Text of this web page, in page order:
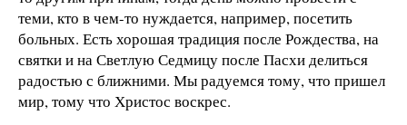
теми, кто в чем-то нуждается, например, посетить
больных. Есть хорошая традиция после Рождества, на
святки и на Светлую Седмицу после Пасхи делиться
радостью с ближними. Мы радуемся тому, что пришел
мир, тому что Христос воскрес.